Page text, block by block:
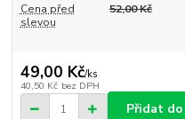
Cena před
slevou
52,00 Kč
49,00 Kč/ks
40,50 Kč bez DPH
Přidat